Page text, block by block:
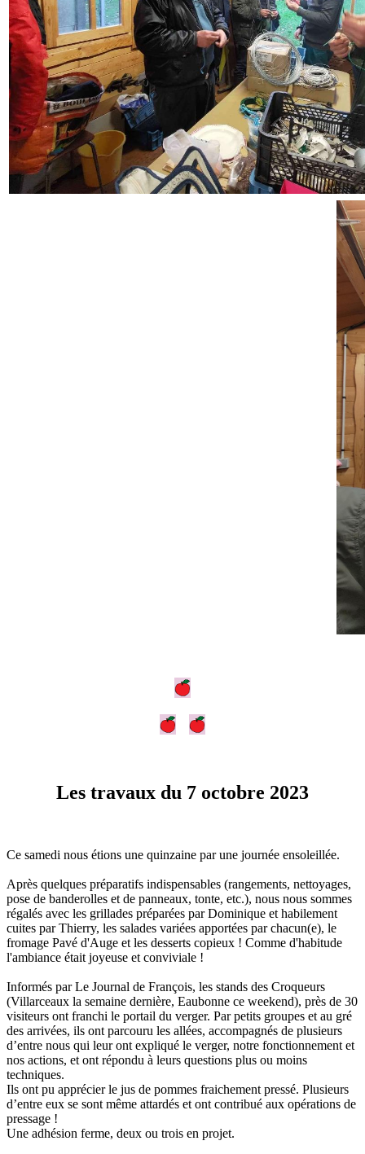
Les travaux du 7 octobre 2023
Ce samedi nous étions une quinzaine par une journée ensoleillée.
Après quelques préparatifs indispensables (rangements, nettoyages,
pose de banderolles et de panneaux, tonte, etc.), nous nous sommes
régalés avec les grillades préparées par Dominique et habilement
cuites par Thierry, les salades variées apportées par chacun(e), le
fromage Pavé d'Auge et les desserts copieux ! Comme d'habitude
l'ambiance était joyeuse et conviviale !
Informés par Le Journal de François, les stands des Croqueurs
(Villarceaux la semaine dernière, Eaubonne ce weekend), près de 30
visiteurs ont franchi le portail du verger. Par petits groupes et au gré
des arrivées, ils ont parcouru les allées, accompagnés de plusieurs
d’entre nous qui leur ont expliqué le verger, notre fonctionnement et
nos actions, et ont répondu à leurs questions plus ou moins
techniques.
Ils ont pu apprécier le jus de pommes fraichement pressé. Plusieurs
d’entre eux se sont même attardés et ont contribué aux opérations de
pressage !
Une adhésion ferme, deux ou trois en projet.